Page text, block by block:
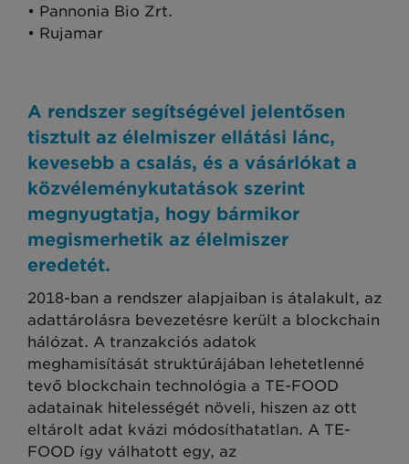
• Pannonia Bio Zrt.
• Rujamar
A rendszer segítségével jelentősen
tisztult az élelmiszer ellátási lánc,
kevesebb a csalás, és a vásárlókat a
közvéleménykutatások szerint
megnyugtatja, hogy bármikor
megismerhetik az élelmiszer
eredetét.
2018-ban a rendszer alapjaiban is átalakult, az
adattárolásra bevezetésre került a blockchain
hálózat. A tranzakciós adatok
meghamisítását struktúrájában lehetetlenné
tevő blockchain technológia a TE-FOOD
adatainak hitelességét növeli, hiszen az ott
eltárolt adat kvázi módosíthatatlan. A TE-
FOOD így válhatott egy, az